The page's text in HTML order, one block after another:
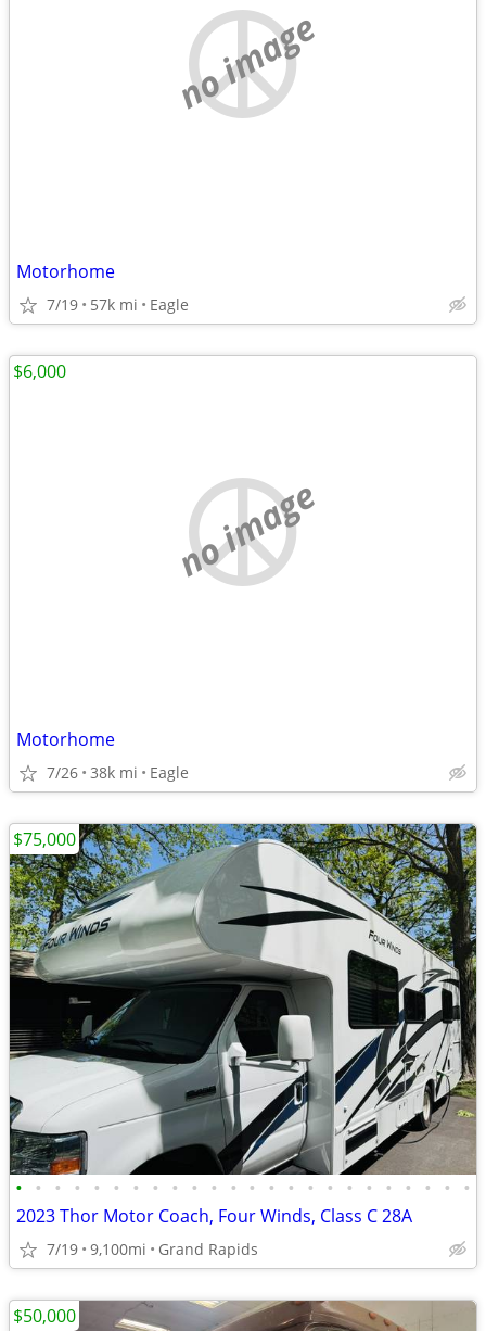
no image
Motorhome
7/19 57k mi Eagle
no image
Motorhome
7/26 38k mi Eagle
$6,000
• • • • • • • • • • • • • • • • • • • • • • • •
2023 Thor Motor Coach, Four Winds, Class C 28A
7/19 9,100mi Grand Rapids
$75,000
$50,000